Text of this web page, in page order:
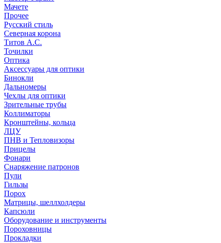
Мачете
Прочее
Русский стиль
Северная корона
Титов А.С.
Точилки
Оптика
Аксессуары для оптики
Бинокли
Дальномеры
Чехлы для оптики
Зрительные трубы
Коллиматоры
Кронштейны, кольца
ЛЦУ
ПНВ и Тепловизоры
Прицелы
Фонари
Снаряжение патронов
Пули
Гильзы
Порох
Матрицы, шеллхолдеры
Капсюли
Оборудование и инструменты
Пороховницы
Прокладки